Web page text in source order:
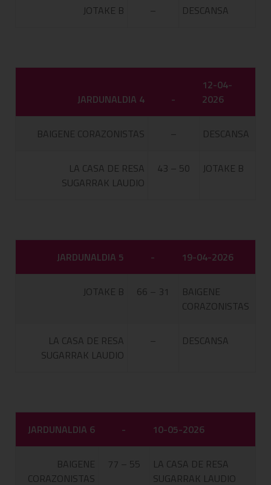
JOTAKE B – DESCANSA
JARDUNALDIA 4 -
12-04-
2026
BAIGENE CORAZONISTAS – DESCANSA
LA CASA DE RESA
SUGARRAK LAUDIO
43 – 50 JOTAKE B
JARDUNALDIA 5 - 19-04-2026
JOTAKE B 66 – 31
BAIGENE
CORAZONISTAS
LA CASA DE RESA
SUGARRAK LAUDIO
– DESCANSA
JARDUNALDIA 6 - 10-05-2026
BAIGENE
CORAZONISTAS
77 – 55
LA CASA DE RESA
SUGARRAK LAUDIO